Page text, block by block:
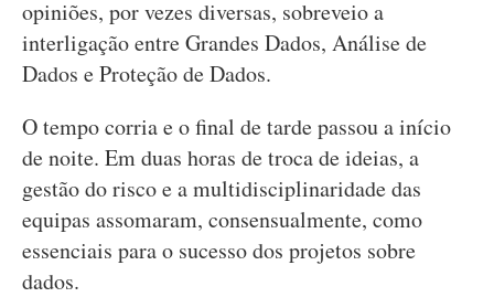
opiniões, por vezes diversas, sobreveio a
interligação entre Grandes Dados, Análise de
Dados e Proteção de Dados.
O tempo corria e o final de tarde passou a início
de noite. Em duas horas de troca de ideias, a
gestão do risco e a multidisciplinaridade das
equipas assomaram, consensualmente, como
essenciais para o sucesso dos projetos sobre
dados.